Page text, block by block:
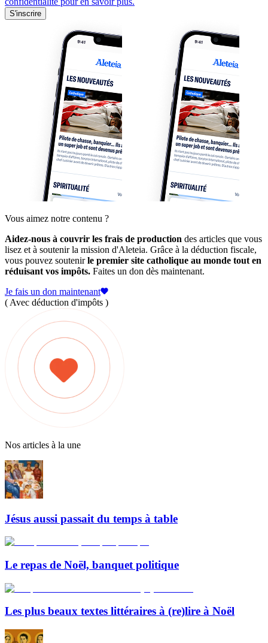
S'inscrire
Vous aimez notre contenu ?
Aidez-nous à couvrir les frais de production des articles que vous
lisez et à soutenir la mission d'Aleteia. Grâce à la déduction fiscale,
vous pouvez soutenirle premier site catholique au monde tout en
réduisant vos impôts. Faites un don dès maintenant.
Je fais un don maintenant
( Avec déduction d'impôts )
Nos articles à la une
Jésus aussi passait du temps à table
Le repas de Noël, banquet politique
Les plus beaux textes littéraires à (re)lire à Noël